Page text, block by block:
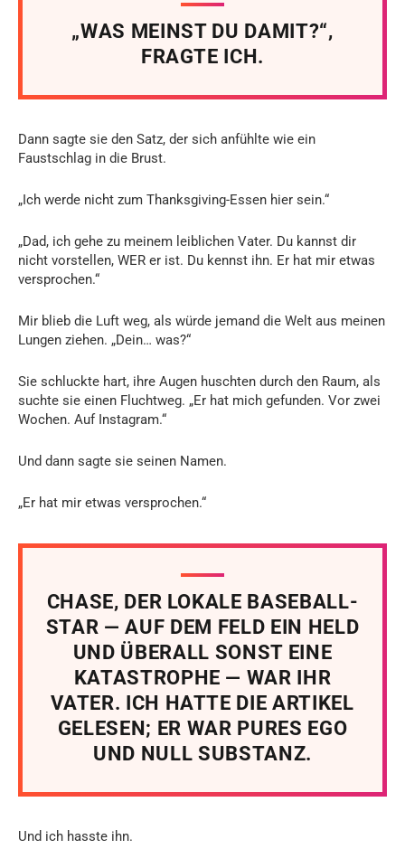
„WAS MEINST DU DAMIT?“,
FRAGTE ICH.
Dann sagte sie den Satz, der sich anfühlte wie ein
Faustschlag in die Brust.
„Ich werde nicht zum Thanksgiving-Essen hier sein.“
„Dad, ich gehe zu meinem leiblichen Vater. Du kannst dir
nicht vorstellen, WER er ist. Du kennst ihn. Er hat mir etwas
versprochen.“
Mir blieb die Luft weg, als würde jemand die Welt aus meinen
Lungen ziehen. „Dein… was?“
Sie schluckte hart, ihre Augen huschten durch den Raum, als
suchte sie einen Fluchtweg. „Er hat mich gefunden. Vor zwei
Wochen. Auf Instagram.“
Und dann sagte sie seinen Namen.
„Er hat mir etwas versprochen.“
CHASE, DER LOKALE BASEBALL-
STAR — AUF DEM FELD EIN HELD
UND ÜBERALL SONST EINE
KATASTROPHE — WAR IHR
VATER. ICH HATTE DIE ARTIKEL
GELESEN; ER WAR PURES EGO
UND NULL SUBSTANZ.
Und ich hasste ihn.